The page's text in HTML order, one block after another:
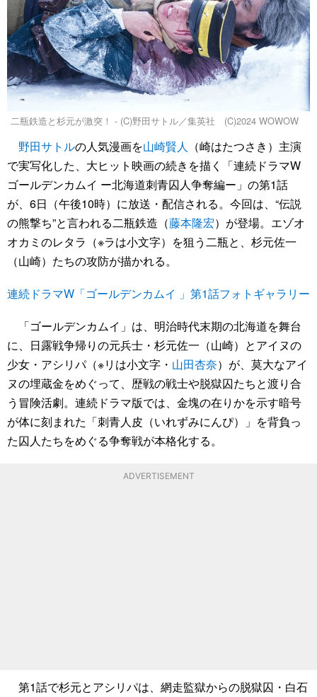
二瓶鉄造と杉元が激突！ - (C)野田サトル／集英社 (C)2024 WOWOW
野田サトルの人気漫画を山崎賢人
（崎はたつさき）主演
で実写化した、大ヒット映画の続きを描く「連続ドラマW
ゴールデンカムイ ー北海道刺青囚人争奪編ー」の第1話
が、6日（午後10時）に放送・配信される。今回は、“伝説
の熊撃ち”と言われる二瓶鉄造（藤本隆宏）が登場。エゾオ
オカミのレタラ（※ラは小文字）を狙う二瓶と、杉元佐一
（山崎）たちの攻防が描かれる。
連続ドラマW「ゴールデンカムイ 」第1話フォトギャラリー
「ゴールデンカムイ」は、明治時代末期の北海道を舞台
に、日露戦争帰りの元兵士・杉元佐一（山崎）とアイヌの
少女・アシリパ（※リは小文字・ 山田杏奈）が、莫大なアイ
ヌの埋蔵金をめぐって、歴戦の戦士や脱獄囚たちと渡り合
う冒険活劇。連続ドラマ版では、金塊の在りかを示す暗号
が体に刻まれた「刺青人皮（いれずみにんぴ）」を背負っ
た囚人たちをめぐる争奪戦が本格化する。
ADVERTISEMENT
第1話で杉元とアシリパは、網走監獄からの脱獄囚・白石